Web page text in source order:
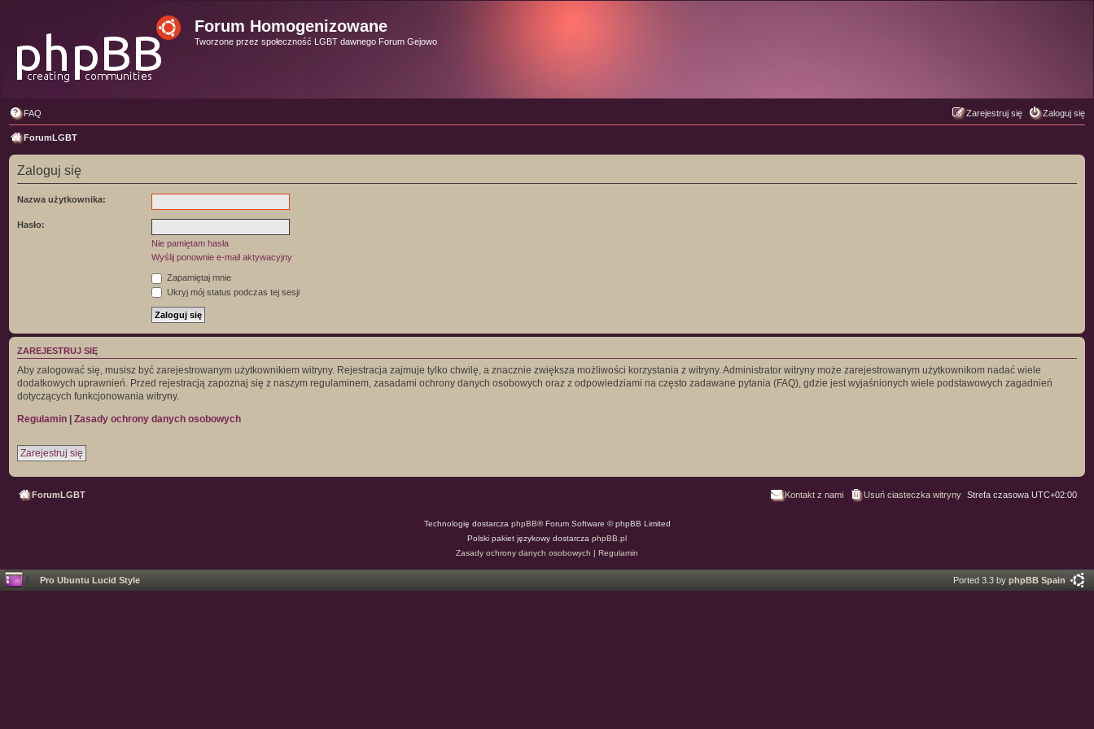
Forum Homogenizowane
Tworzone przez społeczność LGBT dawnego Forum Gejowo
FAQ Zaloguj się
Zarejestruj się
ForumLGBT
Zaloguj się
Nazwa użytkownika:
Hasło:
Nie pamiętam hasła
Wyślij ponownie e-mail aktywacyjny
Zapamiętaj mnie
Ukryj mój status podczas tej sesji
ZAREJESTRUJ SIĘ
Aby zalogować się, musisz być zarejestrowanym użytkownikiem witryny. Rejestracja zajmuje tylko chwilę, a znacznie zwiększa możliwości korzystania z witryny. Administrator witryny może zarejestrowanym użytkownikom nadać wiele
dodatkowych uprawnień. Przed rejestracją zapoznaj się z naszym regulaminem, zasadami ochrony danych osobowych oraz z odpowiedziami na często zadawane pytania (FAQ), gdzie jest wyjaśnionych wiele podstawowych zagadnień
dotyczących funkcjonowania witryny.
Regulamin | Zasady ochrony danych osobowych
Zarejestruj się
ForumLGBT Strefa czasowa UTC+02:00
Usuń ciasteczka witryny
Kontakt z nami
Technologię dostarcza phpBB® Forum Software © phpBB Limited
Polski pakiet językowy dostarcza phpBB.pl
Zasady ochrony danych osobowych | Regulamin
Pro Ubuntu Lucid Style Ported 3.3 by phpBB Spain